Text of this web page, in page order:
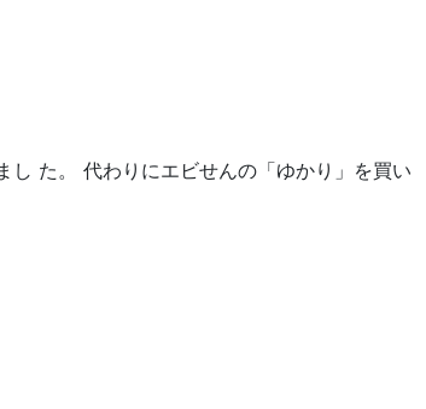
た。 代わりにエビせんの「ゆかり」を買い